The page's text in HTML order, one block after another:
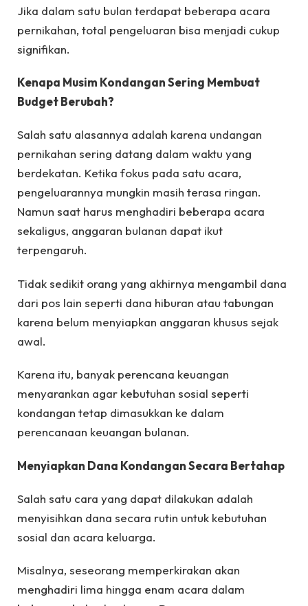
Jika dalam satu bulan terdapat beberapa acara
pernikahan, total pengeluaran bisa menjadi cukup
signifikan.
Kenapa Musim Kondangan Sering Membuat
Budget Berubah?
Salah satu alasannya adalah karena undangan
pernikahan sering datang dalam waktu yang
berdekatan. Ketika fokus pada satu acara,
pengeluarannya mungkin masih terasa ringan.
Namun saat harus menghadiri beberapa acara
sekaligus, anggaran bulanan dapat ikut
terpengaruh.
Tidak sedikit orang yang akhirnya mengambil dana
dari pos lain seperti dana hiburan atau tabungan
karena belum menyiapkan anggaran khusus sejak
awal.
Karena itu, banyak perencana keuangan
menyarankan agar kebutuhan sosial seperti
kondangan tetap dimasukkan ke dalam
perencanaan keuangan bulanan.
Menyiapkan Dana Kondangan Secara Bertahap
Salah satu cara yang dapat dilakukan adalah
menyisihkan dana secara rutin untuk kebutuhan
sosial dan acara keluarga.
Misalnya, seseorang memperkirakan akan
menghadiri lima hingga enam acara dalam